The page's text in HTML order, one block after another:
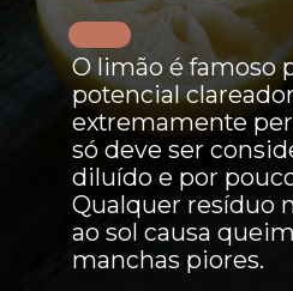
O limão é famoso
potencial
extremamente
só deve ser
diluído e por
Qualquer resíduo
ao sol causa
manchas piores.